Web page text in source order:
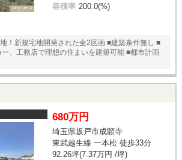
容積率 200.0(%)
！新規宅地開発された全2区画 ■建築条件無し ■
、工務店で理想の住まいを建築可能 ■都市計画
680万円
埼玉県坂戸市成願寺
東武越生線 一本松 徒歩33分
92.26坪(7.37万円 /坪)